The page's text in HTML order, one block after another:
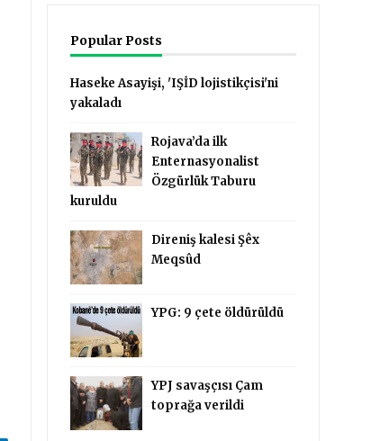
Popular Posts
Haseke Asayişi, 'IŞİD lojistikçisi'ni
yakaladı
Rojava’da ilk
Enternasyonalist
Özgürlük Taburu
kuruldu
Direniş kalesi Şêx
Meqsûd
YPG: 9 çete öldürüldü
YPJ savaşçısı Çam
toprağa verildi